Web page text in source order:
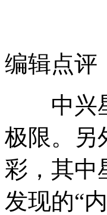
编辑点评
中兴星
极限。另
彩，其中
发现的“